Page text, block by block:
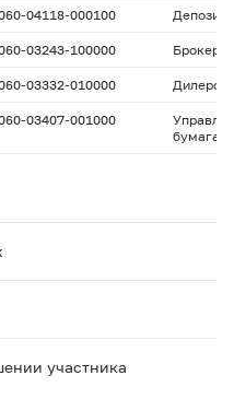
04118-000100
03243-100000
03332-010000
03407-001000
участника